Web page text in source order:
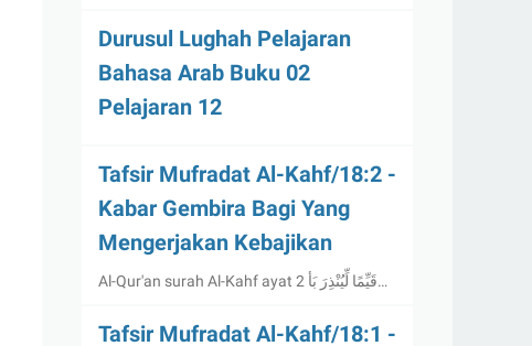
Durusul Lughah Pelajaran
Bahasa Arab Buku 02
Pelajaran 12
Tafsir Mufradat Al-Kahf/18:2 -
Kabar Gembira Bagi Yang
Mengerjakan Kebajikan
Al-Qur'an surah Al-Kahf ayat 2 قَيِّمًا لِّيُنْذِرَ بَأ…
Tafsir Mufradat Al-Kahf/18:1 -